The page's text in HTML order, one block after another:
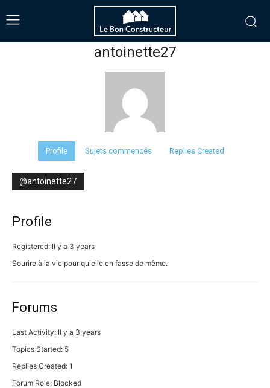
antoinette27
Profile Sujets commencés Replies Created
@antoinette27
Profile
Registered: Il y a 3 years
Sourire à la vie pour qu'elle en fasse de même.
Forums
Last Activity: Il y a 3 years
Topics Started: 5
Replies Created: 1
Forum Role: Blocked